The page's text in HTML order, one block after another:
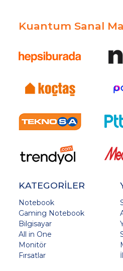
Kuantum Sanal
KATEGORİLER
Notebook
Gaming Notebook
Bilgisayar
All in One
Monitör
Fırsatlar